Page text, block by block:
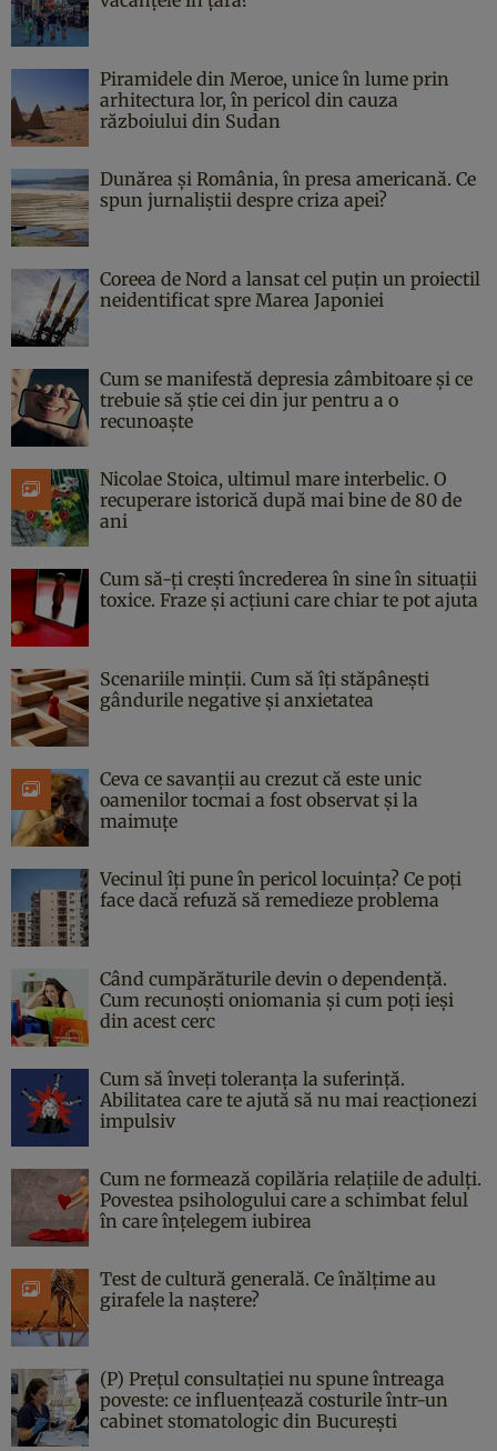
Piramidele din Meroe, unice în lume prin
arhitectura lor, în pericol din cauza
războiului din Sudan
Dunărea și România, în presa americană. Ce
spun jurnaliștii despre criza apei?
Coreea de Nord a lansat cel puțin un proiectil
neidentificat spre Marea Japoniei
Cum se manifestă depresia zâmbitoare și ce
trebuie să știe cei din jur pentru a o
recunoaște
Nicolae Stoica, ultimul mare interbelic. O
recuperare istorică după mai bine de 80 de
ani
Cum să-ți crești încrederea în sine în situații
toxice. Fraze și acțiuni care chiar te pot ajuta
Scenariile minții. Cum să îți stăpânești
gândurile negative și anxietatea
Ceva ce savanții au crezut că este unic
oamenilor tocmai a fost observat și la
maimuțe
Vecinul îți pune în pericol locuința? Ce poți
face dacă refuză să remedieze problema
Când cumpărăturile devin o dependență.
Cum recunoști oniomania și cum poți ieși
din acest cerc
Cum să înveți toleranța la suferință.
Abilitatea care te ajută să nu mai reacționezi
impulsiv
Cum ne formează copilăria relațiile de adulți.
Povestea psihologului care a schimbat felul
în care înțelegem iubirea
Test de cultură generală. Ce înălțime au
girafele la naștere?
(P) Prețul consultației nu spune întreaga
poveste: ce influențează costurile într-un
cabinet stomatologic din București